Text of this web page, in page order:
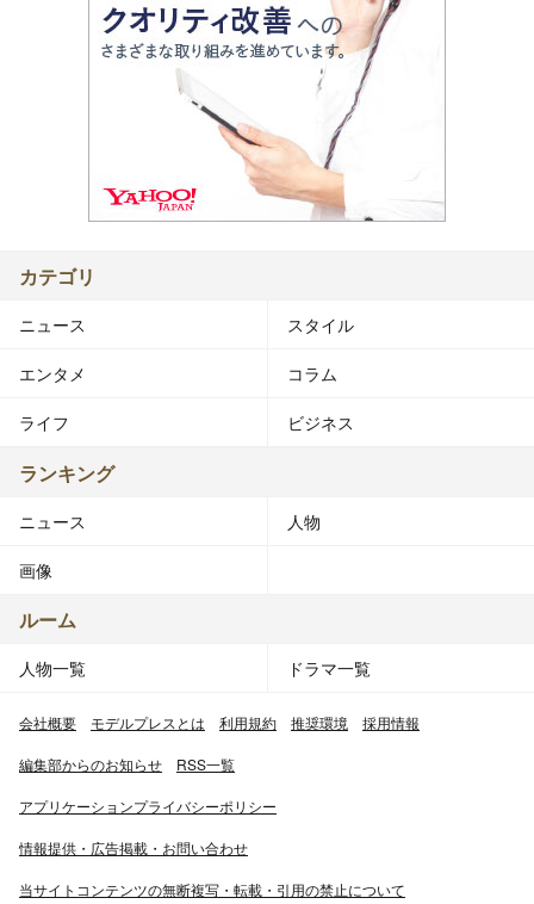
カテゴリ
ニュース スタイル
エンタメ コラム
ライフ ビジネス
ランキング
ニュース 人物
画像
ルーム
人物一覧 ドラマ一覧
会社概要 モデルプレスとは 利用規約 推奨環境 採用情報
編集部からのお知らせ RSS一覧
アプリケーションプライバシーポリシー
情報提供・広告掲載・お問い合わせ
当サイトコンテンツの無断複写・転載・引用の禁止について